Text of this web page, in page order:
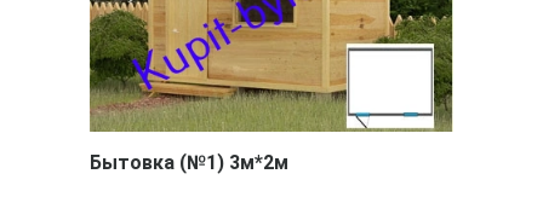
Бытовка (№1) 3м*2м